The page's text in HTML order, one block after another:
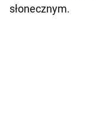
słonecznym.